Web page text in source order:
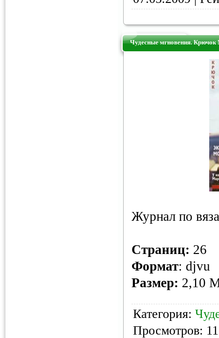
Чудесные мгновения. Крючок
Журнал по
Страниц: 26
Формат: djvu
Размер: 2,10
Категория:
Просмотров: